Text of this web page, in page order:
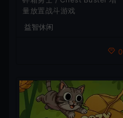
量放置战斗游戏
益智休闲
0